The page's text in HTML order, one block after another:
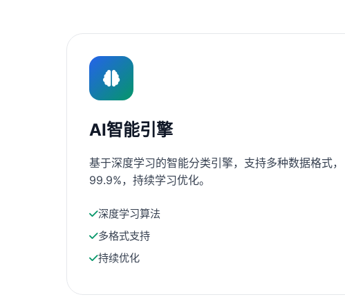
AI智能引擎
基于深度学习的智能分类引擎，支持多种数据格式
99.9%，持续学习优化。
深度学习算法
多格式支持
持续优化